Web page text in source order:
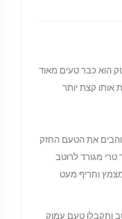
הוא כבר טעים מאוד
אותו קצת יותר
את הטעם החזק
טרי מגורד לרוטב
וחריף מעט
ותקבלו טעם עמוק